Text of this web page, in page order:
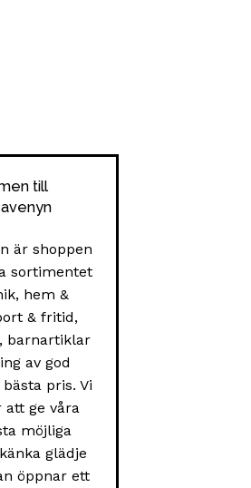
till
är shoppen
sortimentet
hem &
& fritid,
barnartiklar
av god
pris. Vi
ge våra
möjliga
glädje
öppnar ett